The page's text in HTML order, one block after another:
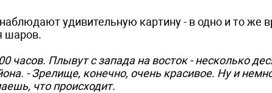
удивительную картину - в одно и то же
шаров.
часов. Плывут с запада на восток - несколько
- Зрелище, конечно, очень красивое. Ну и
что происходит.